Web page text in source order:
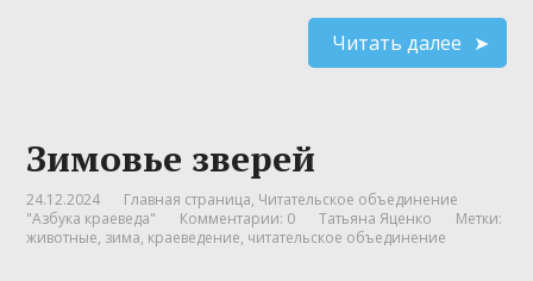
Читать далее
Зимовье зверей
24.12.2024 Главная страница, Читательское объединение
"Азбука краеведа"
Комментарии: 0 Татьяна Яценко
Метки:
животные, зима, краеведение, читательское объединение